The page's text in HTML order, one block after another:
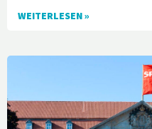
WEITERLESEN »